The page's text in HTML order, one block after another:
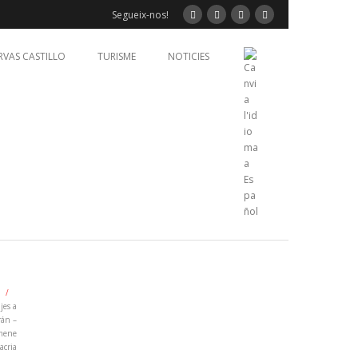
Segueix-nos!
CASTILLO TURISME NOTICIES
/
a
–